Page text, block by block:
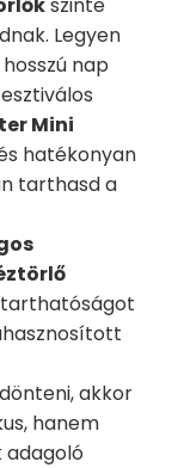
Legyen
nap
Mini
hatékonyan
tarthasd a
akkor
hanem
adagoló